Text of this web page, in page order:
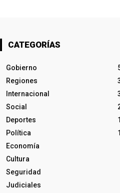
CATEGORÍAS
Gobierno
Regiones
Internacional
Social
Deportes
Política
Economía
Cultura
Seguridad
Judiciales